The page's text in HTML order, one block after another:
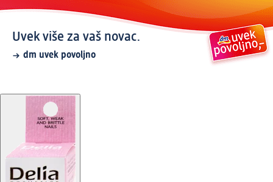
Uvek više za vaš novac.
dm uvek povoljno